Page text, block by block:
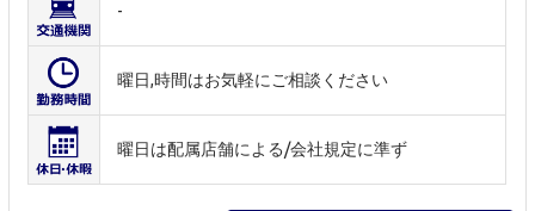
-
曜日,時間はお気軽にご相談ください
曜日は配属店舗による/会社規定に準ず